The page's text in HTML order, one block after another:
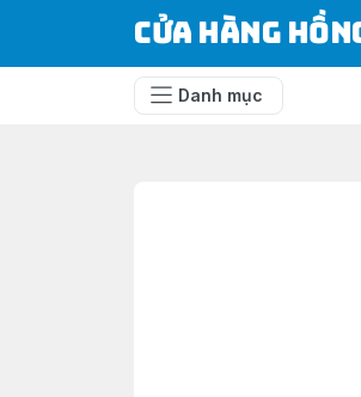
Cửa Hàng
Danh mục